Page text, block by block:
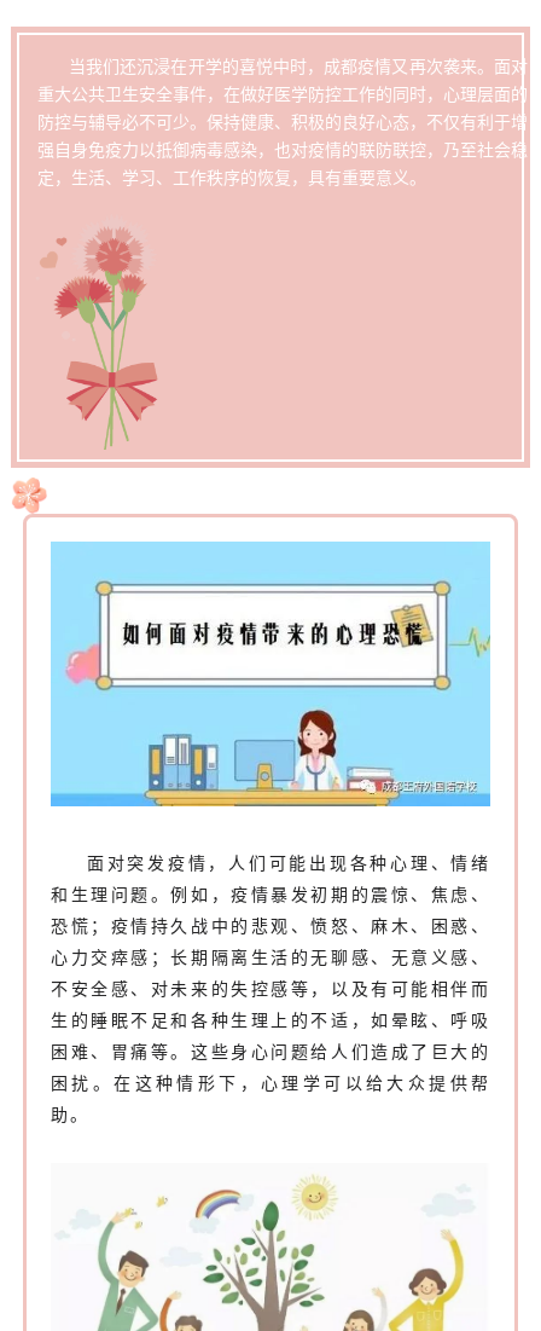
当我们还沉浸在开学的喜悦中时，成都疫情又再次袭来。面对
重大公共卫生安全事件，在做好医学防控工作的同时，心理层面的
防控与辅导必不可少。保持健康、积极的良好心态，不仅有利于增
强自身免疫力以抵御病毒感染，也对疫情的联防联控，乃至社会稳
定，生活、学习、工作秩序的恢复，具有重要意义。
面对突发疫情，人们可能出现各种心理、情绪
和生理问题。例如，疫情暴发初期的震惊、焦虑、
恐慌；疫情持久战中的悲观、愤怒、麻木、困惑、
心力交瘁感；长期隔离生活的无聊感、无意义感、
不安全感、对未来的失控感等，以及有可能相伴而
生的睡眠不足和各种生理上的不适，如晕眩、呼吸
困难、胃痛等。这些身心问题给人们造成了巨大的
困扰。在这种情形下，心理学可以给大众提供帮
助。